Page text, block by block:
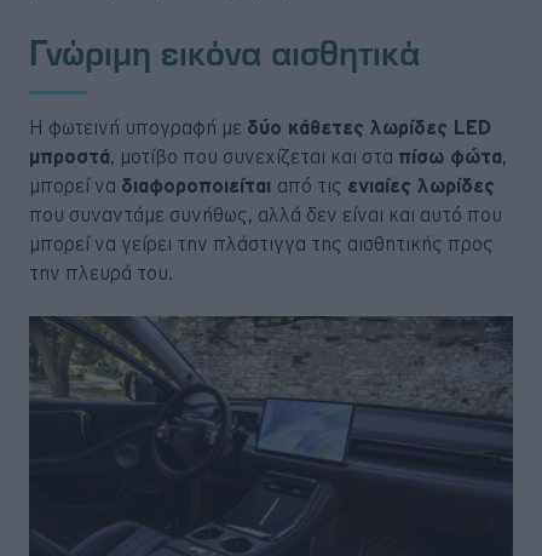
Γνώριμη εικόνα αισθητικά
Η φωτεινή υπογραφή με δύο κάθετες λωρίδες LED
μπροστά , μοτίβο που συνεχίζεται και στα πίσω φώτα
μπορεί να διαφοροποιείται από τις ενιαίες λωρίδες
που συναντάμε συνήθως, αλλά δεν είναι και αυτό που
μπορεί να γείρει την πλάστιγγα της αισθητικής προς
την πλευρά του.